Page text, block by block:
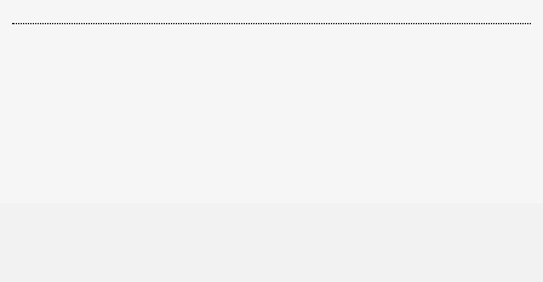
ANTES DE SU CONSUMO. PRIMERO, ES